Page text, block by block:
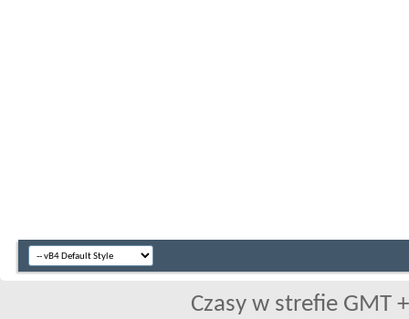
Czasy w strefie GMT